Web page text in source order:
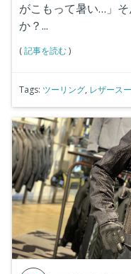
がこもって暑い…」
か？...
(記事を読む)
Tags: ツーリング, レザース